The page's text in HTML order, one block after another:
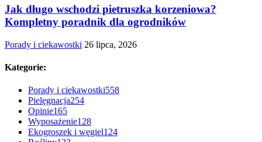
Jak długo wschodzi pietruszka korzeniowa?
Kompletny poradnik dla ogrodników
Porady i ciekawostki 26 lipca, 2026
Kategorie:
Porady i ciekawostki558
Pielęgnacja254
Opinie165
Wyposażenie128
Ekogroszek i węgiel124